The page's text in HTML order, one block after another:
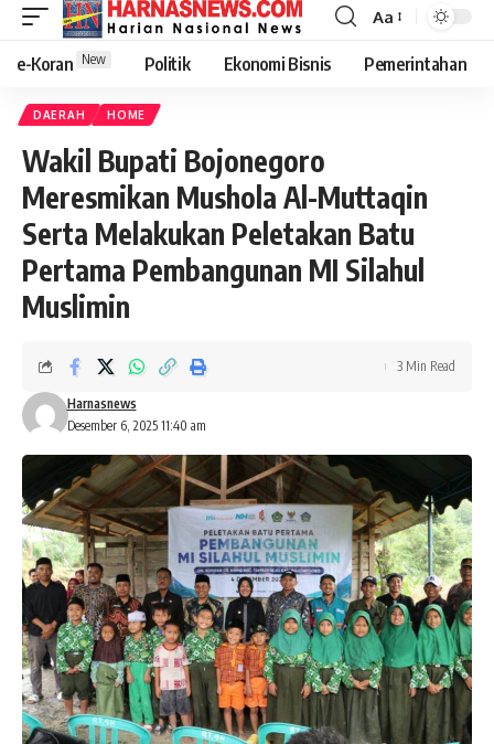
Aa
e-Koran New Politik Ekonomi Bisnis Pemerintahan
DAERAH HOME
Wakil Bupati Bojonegoro
Meresmikan Mushola Al-Muttaqin
Serta Melakukan Peletakan Batu
Pertama Pembangunan MI Silahul
Muslimin
Desember 6, 2025 11:40 am
Harnasnews
3 Min Read